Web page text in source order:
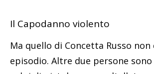
Il Capodanno violento
Ma quello di Concetta Russo non
episodio. Altre due persone